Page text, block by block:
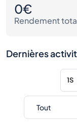
0€
Rendement
Dernières
1S